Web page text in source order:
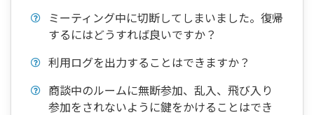
ミーティング中に切断してしまいました。復帰
するにはどうすれば良いですか？
利用ログを出力することはできますか？
商談中のルームに無断参加、乱入、飛び入り
参加をされないように鍵をかけることはでき